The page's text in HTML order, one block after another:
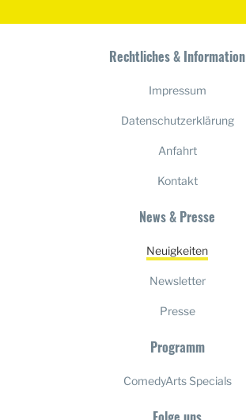
Rechtliches & Information
Impressum
Datenschutzerklärung
Anfahrt
Kontakt
News & Presse
Neuigkeiten
Newsletter
Presse
Programm
ComedyArts Specials